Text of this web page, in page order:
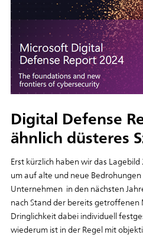
Digital Defense
ähnlich düsteres
Erst kürzlich haben wir das
um auf alte und neue
Unternehmen in den nächsten
nach Stand der bereits getroffenen
Dringlichkeit dabei individuell
wiederum ist in der Regel mit